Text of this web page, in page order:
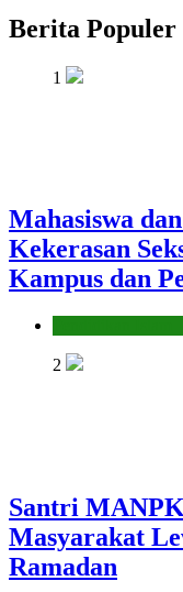
Berita Populer
1
Mahasiswa
Kekerasan
Kampus dan
2
Santri
Masyarakat
Ramadan